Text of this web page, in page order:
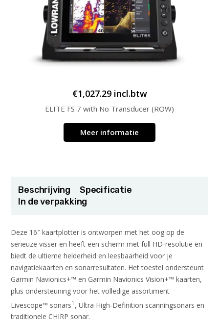
€1,027.29 incl.btw
ELITE FS 7 with No Transducer (ROW)
Meer informatie
Beschrijving
Specificatie
In de verpakking
Deze 16″ kaartplotter is ontworpen met het oog op de
serieuze visser en heeft een scherm met full HD-resolutie en
biedt de ultieme helderheid en leesbaarheid voor je
navigatiekaarten en sonarresultaten. Het toestel ondersteunt
Garmin Navionics+™ en Garmin Navionics Vision+™ kaarten,
plus ondersteuning voor het volledige assortiment
Livescope™ sonars1 , Ultra High-Definition scanningsonars en
traditionele CHIRP sonar.